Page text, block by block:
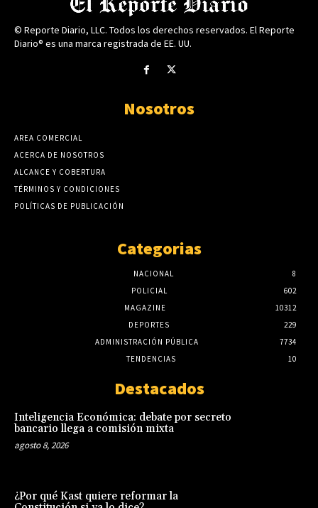
© Reporte Diario, LLC. Todos los derechos reservados. El Reporte
Diario® es una marca registrada de EE. UU.
Nosotros
AREA COMERCIAL
ACERCA DE NOSOTROS
ALCANCE Y COBERTURA
TÉRMINOS Y CONDICIONES
POLÍTICAS DE PUBLICACIÓN
Categorias
NACIONAL
8
POLICIAL
602
MAGAZINE
10312
DEPORTES
229
ADMINISTRACIÓN PÚBLICA
7734
TENDENCIAS
10
Destacados
Inteligencia Económica: debate por secreto
bancario llega a comisión mixta
agosto 8, 2026
¿Por qué Kast quiere reformar la